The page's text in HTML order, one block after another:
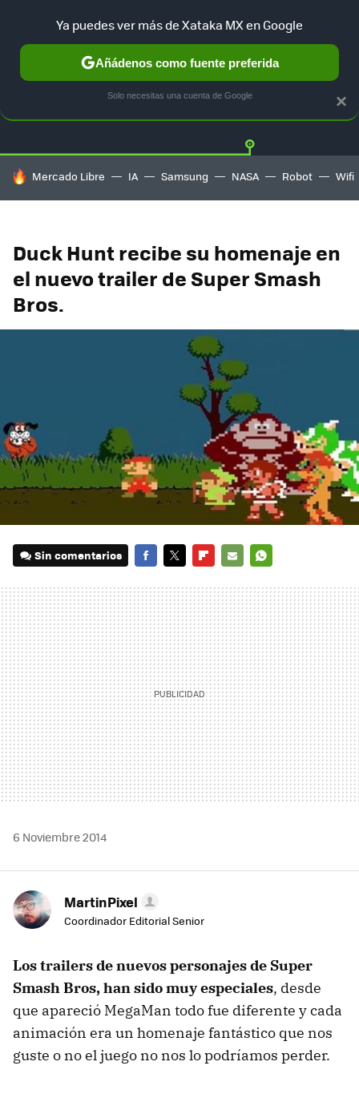
Twitter
HOY SE HABLA DE
Mercado Libre IA Samsung NASA Robot Wifi
Duck Hunt recibe su homenaje en
el nuevo trailer de Super Smash
Bros.
Sin comentarios
MAIL
6 Noviembre 2014
MartinPixel
Coordinador Editorial Senior
Los trailers de nuevos personajes de Super
Smash Bros, han sido muy especiales, desde
que apareció MegaMan todo fue diferente y cada
animación era un homenaje fantástico que nos
guste o no el juego no nos lo podríamos perder.
×
Ya puedes ver más de Xataka MX en Google
Añádenos como fuente preferida
Solo necesitas una cuenta de Google